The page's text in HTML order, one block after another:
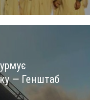
— Генштаб